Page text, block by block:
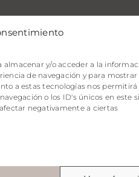
y/o acceder a la
de navegación y para mostrar
a estas tecnologías nos permitirá
o los ID's únicos en este
negativamente a ciertas
experiencias
Cada entrega